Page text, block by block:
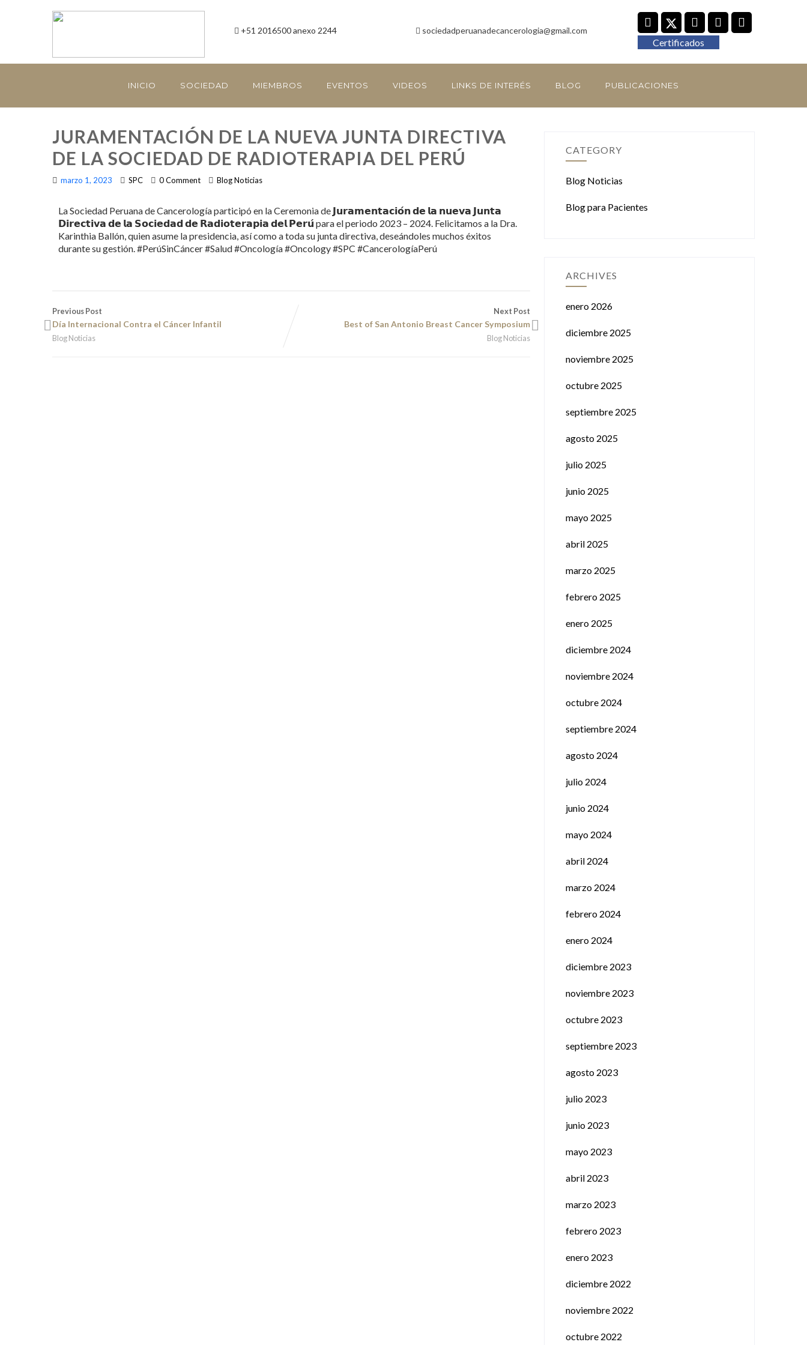
+51 2016500 anexo 2244 sociedadperuanadecancerologia@gmail.com
Certificados
INICIO SOCIEDAD MIEMBROS EVENTOS VIDEOS LINKS DE INTERÉS BLOG PUBLICACIONES
JURAMENTACIÓN DE LA NUEVA JUNTA DIRECTIVA
DE LA SOCIEDAD DE RADIOTERAPIA DEL PERÚ
marzo 1, 2023 SPC 0 Comment Blog Noticias
La Sociedad Peruana de Cancerología participó en la Ceremonia de 𝗝𝘂𝗿𝗮𝗺𝗲𝗻𝘁𝗮𝗰𝗶𝗼́𝗻 𝗱𝗲 𝗹𝗮 𝗻𝘂𝗲𝘃𝗮 𝗝𝘂𝗻𝘁𝗮
𝗗𝗶𝗿𝗲𝗰𝘁𝗶𝘃𝗮 𝗱𝗲 𝗹𝗮 𝗦𝗼𝗰𝗶𝗲𝗱𝗮𝗱 𝗱𝗲 𝗥𝗮𝗱𝗶𝗼𝘁𝗲𝗿𝗮𝗽𝗶𝗮 𝗱𝗲𝗹 𝗣𝗲𝗿𝘂́ para el periodo 2023 – 2024. Felicitamos a la Dra.
Karinthia Ballón, quien asume la presidencia, así como a toda su junta directiva, deseándoles muchos éxitos
durante su gestión. #PerúSinCáncer #Salud #Oncología #Oncology #SPC #CancerologíaPerú
Previous Post
Día Internacional Contra el Cáncer Infantil
Blog Noticias
Next Post
Best of San Antonio Breast Cancer Symposium
Blog Noticias
CATEGORY
Blog Noticias
Blog para Pacientes
ARCHIVES
enero 2026
diciembre 2025
noviembre 2025
octubre 2025
septiembre 2025
agosto 2025
julio 2025
junio 2025
mayo 2025
abril 2025
marzo 2025
febrero 2025
enero 2025
diciembre 2024
noviembre 2024
octubre 2024
septiembre 2024
agosto 2024
julio 2024
junio 2024
mayo 2024
abril 2024
marzo 2024
febrero 2024
enero 2024
diciembre 2023
noviembre 2023
octubre 2023
septiembre 2023
agosto 2023
julio 2023
junio 2023
mayo 2023
abril 2023
marzo 2023
febrero 2023
enero 2023
diciembre 2022
noviembre 2022
octubre 2022